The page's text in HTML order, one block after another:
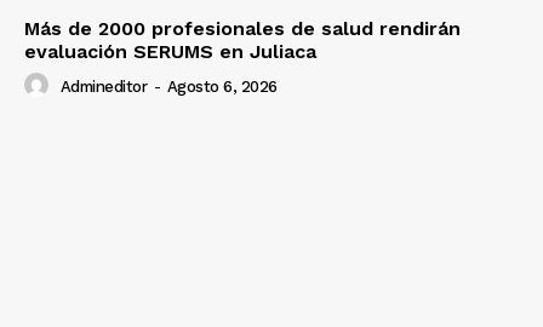
Más de 2000 profesionales de salud rendirán
evaluación SERUMS en Juliaca
Admineditor - Agosto 6, 2026